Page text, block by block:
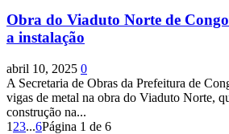
Obra do Viaduto Norte de
a instalação
abril 10, 2025 0
A Secretaria de Obras da Prefeitura de
vigas de metal na obra do Viaduto Norte,
construção na...
1 23...6Página 1 de 6